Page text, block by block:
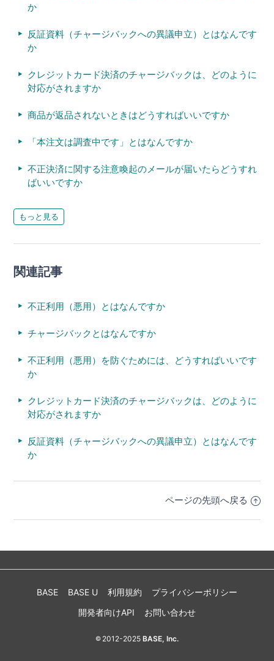
か
反証資料（チャージバックへの異議申立）とはなんです
か
クレジットカード決済のチャージバックは、どのように
対応がされますか
商品が返品されないときはどうすればいいですか
「本注文は調査中です」とはなんですか
不正決済に関する注意喚起のメールが届いたらどうすれ
ばいいですか
もっと見る
関連記事
不正利用（悪用）とはなんですか
チャージバックとはなんですか
不正利用（悪用）を防ぐためには、どうすればいいです
か
クレジットカード決済のチャージバックは、どのように
対応がされますか
反証資料（チャージバックへの異議申立）とはなんです
か
ページの先頭へ戻る
BASE BASE U 利用規約
プライバシーポリシー
開発者向けAPI
お問い合わせ
© 2012-2025BASE, Inc.